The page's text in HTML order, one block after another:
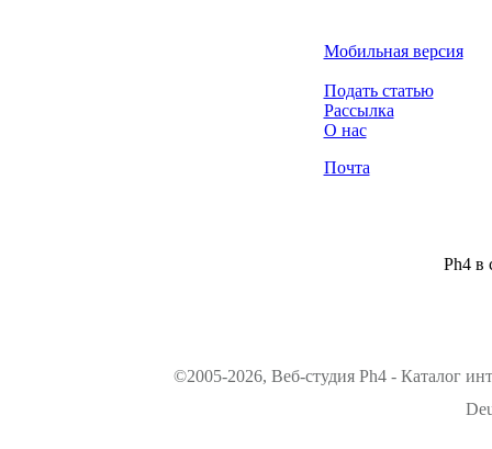
Мобильная версия
Подать статью
Рассылка
О нас
Почта
Ph4 в
©2005-2026, Веб-студия Ph4 - Каталог